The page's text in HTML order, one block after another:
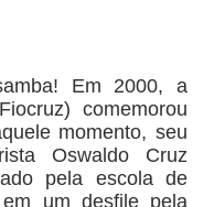
Em 2000, a
comemorou
momento, seu
Oswaldo Cruz
pela escola de
um desfile pela